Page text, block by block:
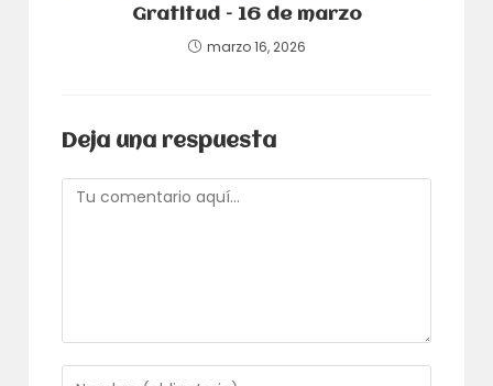
Gratitud – 16 de marzo
marzo 16, 2026
Deja una respuesta
Comentario